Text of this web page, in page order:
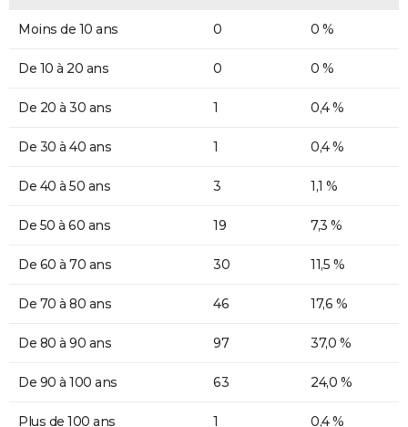
Moins de 10 ans 0 0 %
De 10 à 20 ans 0 0 %
De 20 à 30 ans 1 0,4 %
De 30 à 40 ans 1 0,4 %
De 40 à 50 ans 3 1,1 %
De 50 à 60 ans 19 7,3 %
De 60 à 70 ans 30 11,5 %
De 70 à 80 ans 46 17,6 %
De 80 à 90 ans 97 37,0 %
De 90 à 100 ans 63 24,0 %
Plus de 100 ans 1 0,4 %